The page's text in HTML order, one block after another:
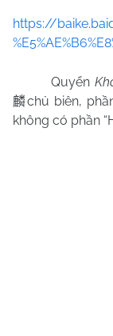
https://
Quyển
麟chủ biên,
không có phần